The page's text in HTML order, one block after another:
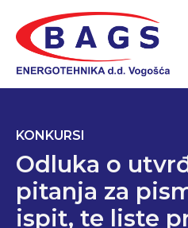
KONKURSI
Odluka o
pitanja za
ispit, te liste